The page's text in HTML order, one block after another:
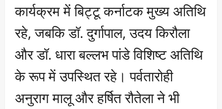
कार्यक्रम में बिट्टू कर्नाटक मुख्य अतिथि
रहे, जबकि डॉ. दुर्गापाल, उदय किरौला
और डॉ. धारा बल्लभ पांडे विशिष्ट अतिथि
के रूप में उपस्थित रहे। पर्वतारोही
अनुराग मालू और हर्षित रौतेला ने भी